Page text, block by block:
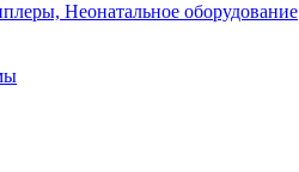
Неонатальное оборудование